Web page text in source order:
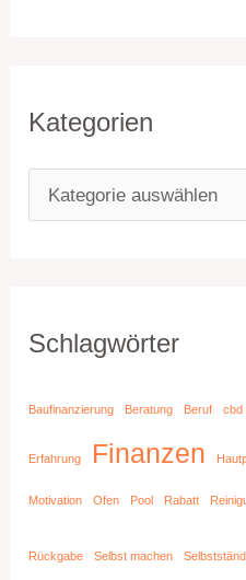
Kategorien
Schlagwörter
Baufinanzierung Beratung Beruf cbd
Erfahrung Finanzen
Motivation Ofen Pool Rabatt
Rückgabe Selbst machen